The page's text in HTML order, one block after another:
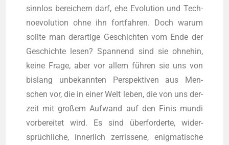
sinn­los berei­chern darf, ehe Evo­lu­ti­on und Tech­
noevo­lu­ti­on ohne ihn fort­fah­ren. Doch war­um
soll­te man der­ar­ti­ge Geschich­ten vom Ende der
Geschich­te lesen? Span­nend sind sie ohne­hin,
kei­ne Fra­ge, aber vor allem füh­ren sie uns von
bis­lang unbe­kann­ten Per­spek­ti­ven aus Men­
schen vor, die in einer Welt leben, die von uns der­
zeit mit gro­ßem Auf­wand auf den Finis mun­di
vor­be­rei­tet wird. Es sind über­for­der­te, wider­
sprüch­li­che, inner­lich zer­ris­se­ne, enig­ma­ti­sche